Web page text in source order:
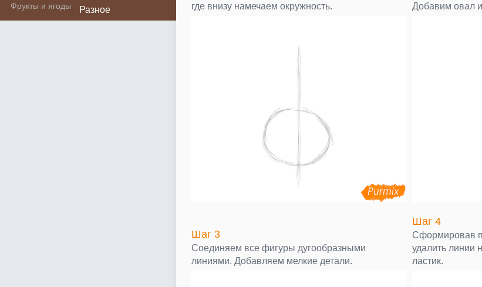
Фрукты и ягоды
Разное
где внизу намечаем окружность.
Добавим овал и
Шаг 3
Соединяем все фигуры дугообразными
линиями. Добавляем мелкие детали.
Шаг 4
Сформировав
удалить линии
ластик.